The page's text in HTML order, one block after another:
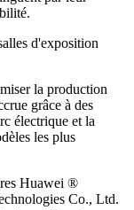
d'exposition
la production
grâce à des
électrique et la
les plus
Huawei ®
Co., Ltd.